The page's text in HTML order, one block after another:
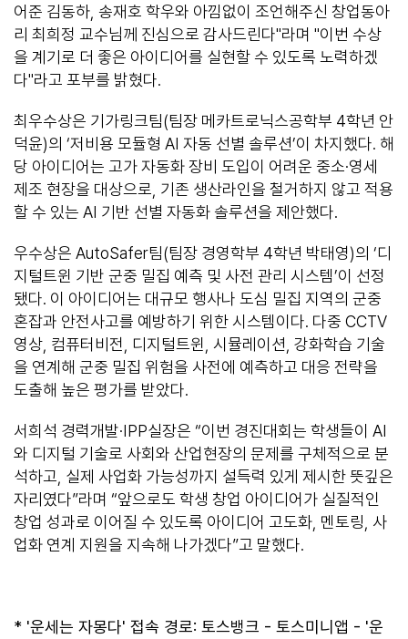
어준 김동하, 송재호 학우와 아낌없이 조언해주신 창업동아
리 최희정 교수님께 진심으로 감사드린다"라며 "이번 수상
을 계기로 더 좋은 아이디어를 실현할 수 있도록 노력하겠
다"라고 포부를 밝혔다.
최우수상은 기가링크팀(팀장 메카트로닉스공학부 4학년 안
덕윤)의 ‘저비용 모듈형 AI 자동 선별 솔루션’이 차지했다. 해
당 아이디어는 고가 자동화 장비 도입이 어려운 중소·영세
제조 현장을 대상으로, 기존 생산라인을 철거하지 않고 적용
할 수 있는 AI 기반 선별 자동화 솔루션을 제안했다.
우수상은 AutoSafer팀(팀장 경영학부 4학년 박태영)의 ‘디
지털트윈 기반 군중 밀집 예측 및 사전 관리 시스템’이 선정
됐다. 이 아이디어는 대규모 행사나 도심 밀집 지역의 군중
혼잡과 안전사고를 예방하기 위한 시스템이다. 다중 CCTV
영상, 컴퓨터비전, 디지털트윈, 시뮬레이션, 강화학습 기술
을 연계해 군중 밀집 위험을 사전에 예측하고 대응 전략을
도출해 높은 평가를 받았다.
서희석 경력개발·IPP실장은 “이번 경진대회는 학생들이 AI
와 디지털 기술로 사회와 산업현장의 문제를 구체적으로 분
석하고, 실제 사업화 가능성까지 설득력 있게 제시한 뜻깊은
자리였다”라며 “앞으로도 학생 창업 아이디어가 실질적인
창업 성과로 이어질 수 있도록 아이디어 고도화, 멘토링, 사
업화 연계 지원을 지속해 나가겠다”고 말했다.
* '운세는 자몽다' 접속 경로: 토스뱅크 - 토스미니앱 - '운